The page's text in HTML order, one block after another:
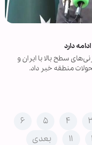
دارد
سطح بالا با ایران و
منطقه خبر داد.
۴ ۵
۶
۱۱ بعدی